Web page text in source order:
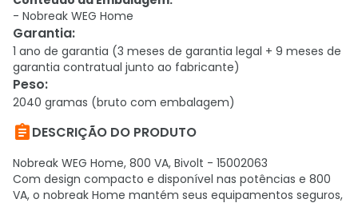
- Nobreak WEG Home
Garantia:
1 ano de garantia (3 meses de garantia legal + 9 meses de
garantia contratual junto ao fabricante)
Peso:
2040 gramas (bruto com embalagem)
DESCRIÇÃO DO PRODUTO
Nobreak WEG Home, 800 VA, Bivolt - 15002063
Com design compacto e disponível nas potências e 800
VA, o nobreak Home mantém seus equipamentos seguros,